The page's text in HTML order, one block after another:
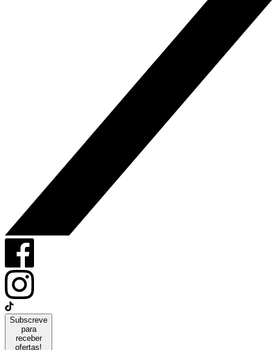
Subscreve
para
receber
ofertas!